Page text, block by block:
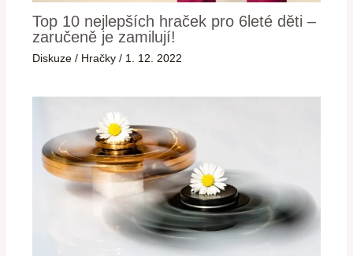
Top 10 nejlepších hraček pro 6leté děti –
zaručeně je zamilují!
Diskuze / Hračky / 1. 12. 2022